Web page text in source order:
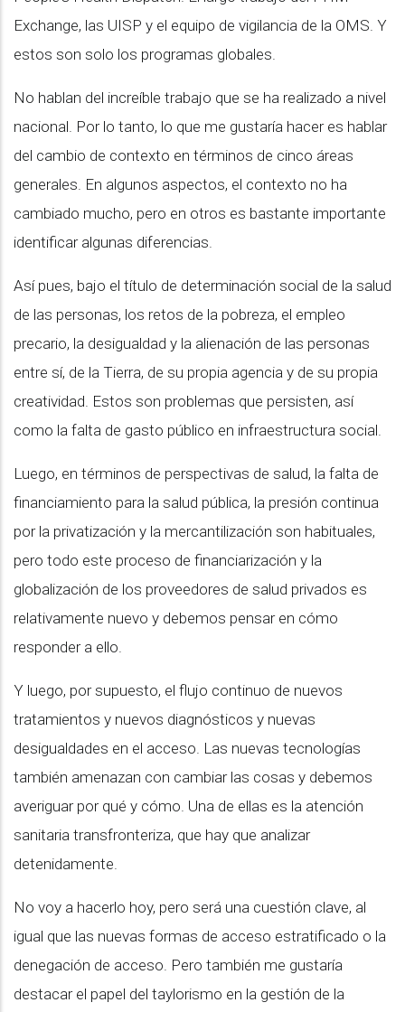
Exchange, las UISP y el equipo de vigilancia de la OMS. Y
estos son solo los programas globales.
No hablan del increíble trabajo que se ha realizado a nivel
nacional. Por lo tanto, lo que me gustaría hacer es hablar
del cambio de contexto en términos de cinco áreas
generales. En algunos aspectos, el contexto no ha
cambiado mucho, pero en otros es bastante importante
identificar algunas diferencias.
Así pues, bajo el título de determinación social de la salud
de las personas, los retos de la pobreza, el empleo
precario, la desigualdad y la alienación de las personas
entre sí, de la Tierra, de su propia agencia y de su propia
creatividad. Estos son problemas que persisten, así
como la falta de gasto público en infraestructura social.
Luego, en términos de perspectivas de salud, la falta de
financiamiento para la salud pública, la presión continua
por la privatización y la mercantilización son habituales,
pero todo este proceso de financiarización y la
globalización de los proveedores de salud privados es
relativamente nuevo y debemos pensar en cómo
responder a ello.
Y luego, por supuesto, el flujo continuo de nuevos
tratamientos y nuevos diagnósticos y nuevas
desigualdades en el acceso. Las nuevas tecnologías
también amenazan con cambiar las cosas y debemos
averiguar por qué y cómo. Una de ellas es la atención
sanitaria transfronteriza, que hay que analizar
detenidamente.
No voy a hacerlo hoy, pero será una cuestión clave, al
igual que las nuevas formas de acceso estratificado o la
denegación de acceso. Pero también me gustaría
destacar el papel del taylorismo en la gestión de la